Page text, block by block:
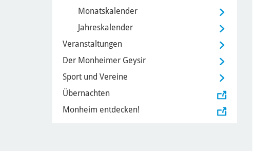
Monatskalender
Jahreskalender
Veranstaltungen
Der Monheimer Geysir
Sport und Vereine
Übernachten
Monheim entdecken!